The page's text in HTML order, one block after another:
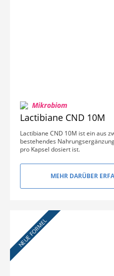
Mikrobiom
Lactibiane CND 10M
Lactibiane CND 10M ist ein aus
bestehendes
pro Kapsel dosiert ist.
MEHR DARÜBER
NEUE FORMEL